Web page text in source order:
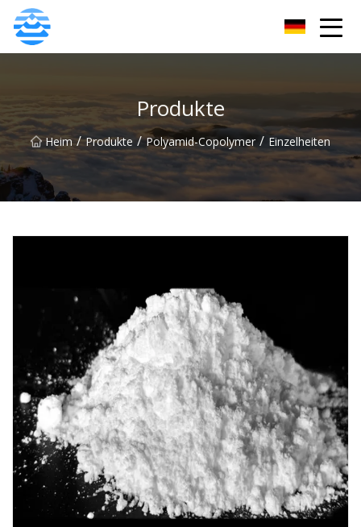
Produkte
Heim / Produkte / Polyamid-Copolymer / Einzelheiten